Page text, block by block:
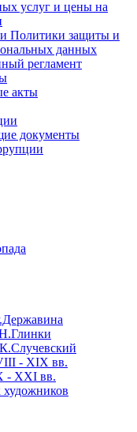
услуг и цены на
Политики защиты и
данных
регламент
акты
документы
- XIX вв.
- XXI вв.
художников